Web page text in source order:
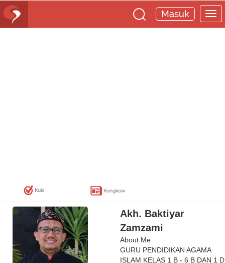
Masuk
Kuis Kongkow
Akh. Baktiyar
Zamzami
About Me
GURU PENDIDIKAN AGAMA
ISLAM KELAS 1 B - 6 B DAN 1